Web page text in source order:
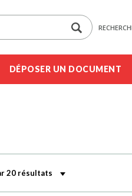
DÉPOSER UN DOCUMENT